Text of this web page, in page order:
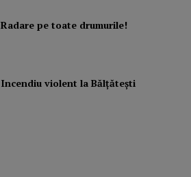
Radare pe toate drumurile!
Incendiu violent la Bălţăteşti